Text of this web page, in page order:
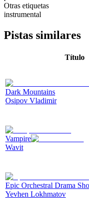
Otras etiquetas
instrumental
Pistas similares
Título
Dark Mountains
Osipov Vladimir
Vampire
Wavit
Epic Orchestral Drama
Yevhen Lokhmatov